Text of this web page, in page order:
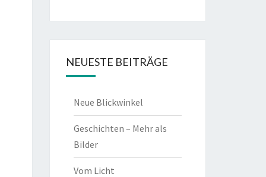
NEUESTE BEITRÄGE
Neue Blickwinkel
Geschichten – Mehr als
Bilder
Vom Licht